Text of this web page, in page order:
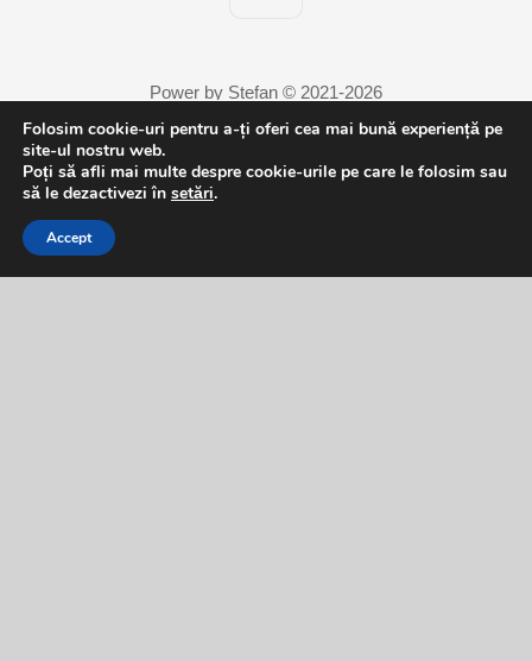
Power by Stefan © 2021-2026
Folosim cookie-uri pentru a-ți oferi cea mai bună experiență pe
site-ul nostru web.
Poți să afli mai multe despre cookie-urile pe care le folosim sau
să le dezactivezi în setări.
Accept